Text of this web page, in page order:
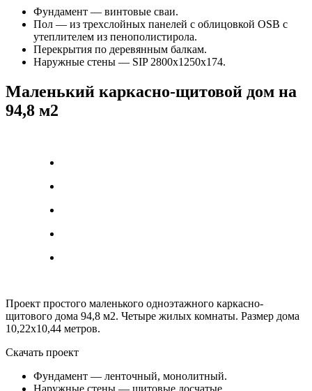
Фундамент — винтовые сваи.
Пол — из трехслойных панелей с облицовкой OSB с
утеплителем из пенополистирола.
Перекрытия по деревянным балкам.
Наружные стены — SIP 2800х1250х174.
Маленький каркасно-щитовой дом на
94,8 м2
Проект простого маленького одноэтажного каркасно-
щитового дома 94,8 м2. Четыре жилых комнаты. Размер дома
10,22х10,44 метров.
Скачать проект
Фундамент — ленточный, монолитный.